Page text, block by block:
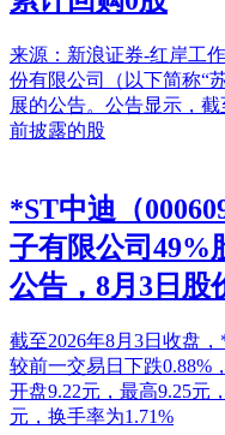
来源：新浪证券-红岸工
份有限公司（以下简称“
展的公告。公告显示，
前披露的股
*ST中迪（
子有限公司49%
公告，8月3日股
截至2026年8月3日收盘，
较前一交易日下跌0.88%
开盘9.22元，最高9.25元
元，换手率为1.71%